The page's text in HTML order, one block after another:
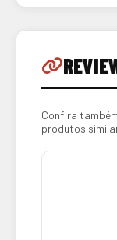
Confira
produtos